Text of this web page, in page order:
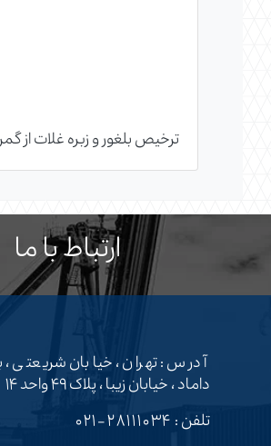
ترخیص بلغور و زبره غلات از
ارتباط با ما
آدرس : تهران ، خیابان شریعتی ،
داماد ، خیابان زیبا ، پلاک ۴۹ واحد ۱۴
تلفن : ۲۸۱۱۱۰۳۴-۰۲۱